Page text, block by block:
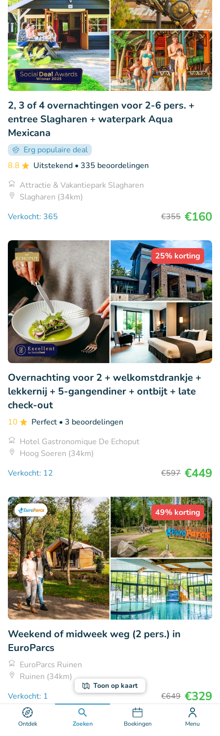
Ontdek Zoeken Boekingen Menu
Toon op kaart
2, 3 of 4 overnachtingen voor 2-6 pers. +
entree Slagharen + waterpark Aqua
Mexicana
Erg populaire deal
8.8
Uitstekend • 335 beoordelingen
Attractie & Vakantiepark Slagharen
Slagharen (34km)
Verkocht: 365
€355 €160
25% korting
Overnachting voor 2 + welkomstdrankje +
lekkernij + 5-gangendiner + ontbijt + late
check-out
10 Perfect • 3 beoordelingen
Hotel Gastronomique De Echoput
Hoog Soeren (34km)
Verkocht: 12
€597 €449
49% korting
Weekend of midweek weg (2 pers.) in
EuroParcs
EuroParcs Ruinen
Ruinen (34km)
Verkocht: 1
€649 €329